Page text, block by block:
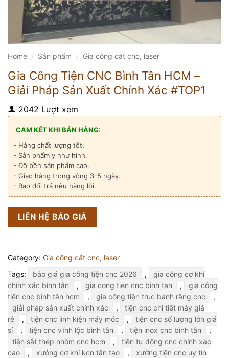
Home / Sản phẩm / Gia công cắt cnc, laser
Gia Công Tiện CNC Bình Tân HCM –
Giải Pháp Sản Xuất Chính Xác #TOP1
2042 Lượt xem
CAM KẾT KHI BÁN HÀNG:
- Hàng chất lượng tốt.
- Sản phẩm y như hình.
- Độ bền sản phẩm cao.
- Giao hàng trong vòng 3-5 ngày.
- Bao đổi trả nếu hàng lỗi.
LIÊN HỆ BÁO GIÁ
Category: Gia công cắt cnc, laser
Tags:
báo giá gia công tiện cnc 2026 ,
gia công cơ khí
chính xác bình tân
, gia cong tien cnc binh tan ,
gia công
tiện cnc bình tân hcm
, gia công tiện trục bánh răng cnc
,
giải pháp sản xuất chính xác
,
tiện cnc chi tiết máy giá
rẻ
, tiện cnc linh kiện máy móc ,
tiện cnc số lượng lớn giá
sỉ
, tiện cnc vĩnh lộc bình tân , tiện inox cnc bình tân
,
tiện sắt thép nhôm cnc hcm
,
tiện tự động cnc chính xác
cao
, xưởng cơ khí kcn tân tạo ,
xưởng tiện cnc uy tín